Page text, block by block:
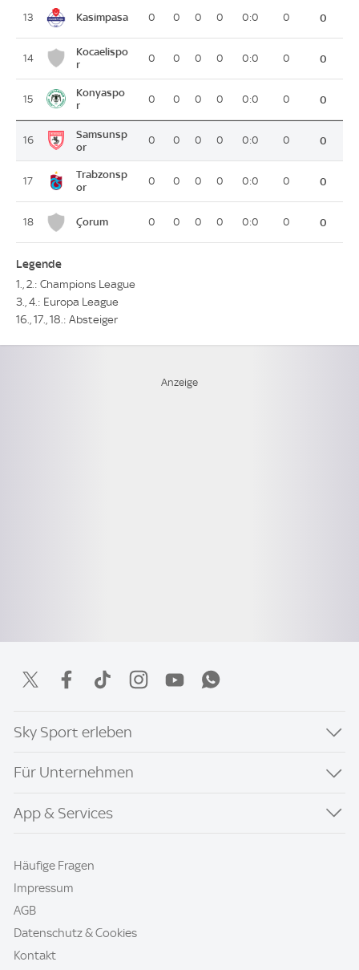
13 Kasimpasa 0 0 0 0 0:0 0 0
14
Kocaelispo
r
0 0 0 0 0:0 0 0
15
Konyaspo
r
0 0 0 0 0:0 0 0
16
Samsunsp
or
0 0 0 0 0:0 0 0
17
Trabzonsp
or
0 0 0 0 0:0 0 0
18 Çorum 0 0 0 0 0:0 0 0
Legende
1., 2.: Champions League
3., 4.: Europa League
16., 17., 18.: Absteiger
Sky Sport erleben
Für Unternehmen
App & Services
Häufige Fragen
Impressum
AGB
Datenschutz & Cookies
Kontakt